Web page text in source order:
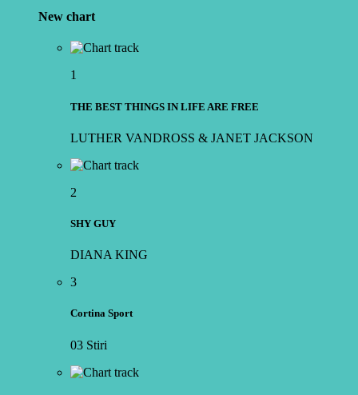
New chart
1
THE BEST THINGS IN LIFE ARE FREE
LUTHER VANDROSS & JANET JACKSON
2
SHY GUY
DIANA KING
3
Cortina Sport
03 Stiri